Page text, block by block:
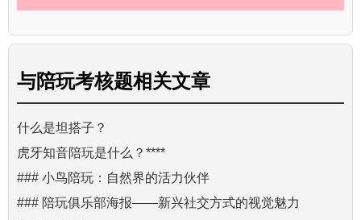
与陪玩考核题相关文章
什么是坦搭子？
虎牙知音陪玩是什么？****
### 小鸟陪玩：自然界的活力伙伴
### 陪玩俱乐部海报——新兴社交方式的视觉魅力